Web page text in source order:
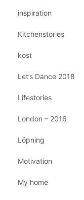
inspiration
Kitchenstories
kost
Let’s Dance 2018
Lifestories
London – 2016
Löpning
Motivation
My home